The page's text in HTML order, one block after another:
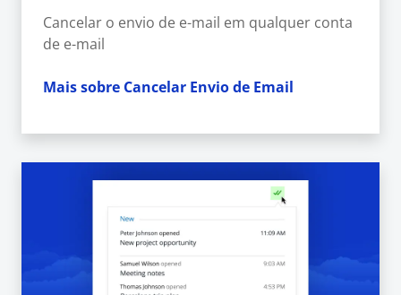
Cancelar o envio de e-mail em qualquer conta
de e-mail
Mais sobre Cancelar Envio de Email